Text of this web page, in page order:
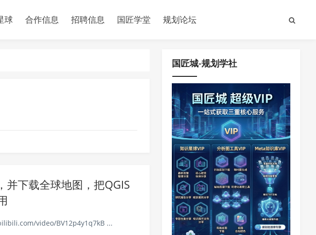
球 合作信息 招聘信息 国匠学堂 规划论坛
并下载全球地图，把QGIS
video/BV12p4y1q7kB ...
国匠城-规划学社